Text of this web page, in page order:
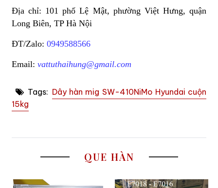
Địa chỉ: 101 phố Lệ Mật, phường Việt Hưng, quận
Long Biên, TP Hà Nội
ĐT/Zalo: 0949588566
Email: vattuthaihung@gmail.com
Tags: Dây hàn mig SW-410NiMo Hyundai cuộn
15kg
QUE HÀN